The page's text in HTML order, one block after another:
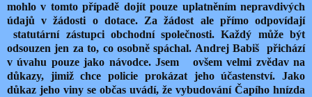
mohlo v tomto případě dojít pouze uplatněním nepravdivých
údajů v žádosti o dotace. Za žádost ale přímo odpovídají
statutární zástupci obchodní společnosti. Každý může být
odsouzen jen za to, co osobně spáchal. Andrej Babiš
přichází
v úvahu pouze jako návodce. Jsem
ovšem velmi zvědav na
důkazy, jimiž chce policie prokázat jeho účastenství. Jako
důkaz jeho viny se občas uvádí, že vybudování Čapího hnízda